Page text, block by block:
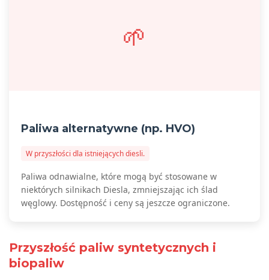
🌱
Paliwa alternatywne (np. HVO)
W przyszłości dla istniejących diesli.
Paliwa odnawialne, które mogą być stosowane w
niektórych silnikach Diesla, zmniejszając ich ślad
węglowy. Dostępność i ceny są jeszcze ograniczone.
Przyszłość paliw syntetycznych i
biopaliw